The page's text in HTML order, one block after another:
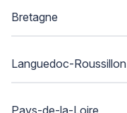
Bretagne
Languedoc-Roussillon
Pays-de-la-Loire